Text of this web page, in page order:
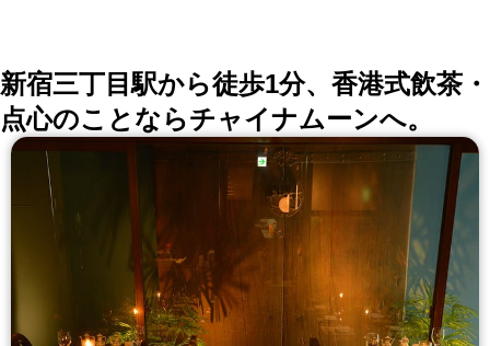
新宿三丁目駅から徒歩1分、香港式飲茶・
点心のことならチャイナムーンへ。